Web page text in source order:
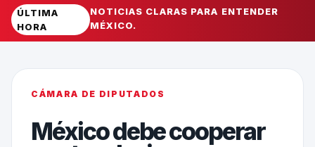
ÚLTIMA
HORA
NOTICIAS CLARAS PARA ENTENDER
MÉXICO.
CÁMARA DE DIPUTADOS
México debe cooperar